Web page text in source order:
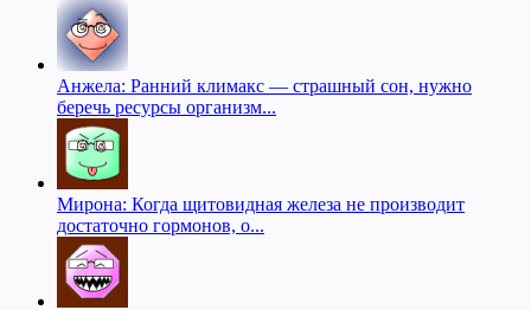
Анжела: Ранний климакс — страшный сон, нужно
беречь ресурсы организм...
Мирона: Когда щитовидная железа не производит
достаточно гормонов, о...